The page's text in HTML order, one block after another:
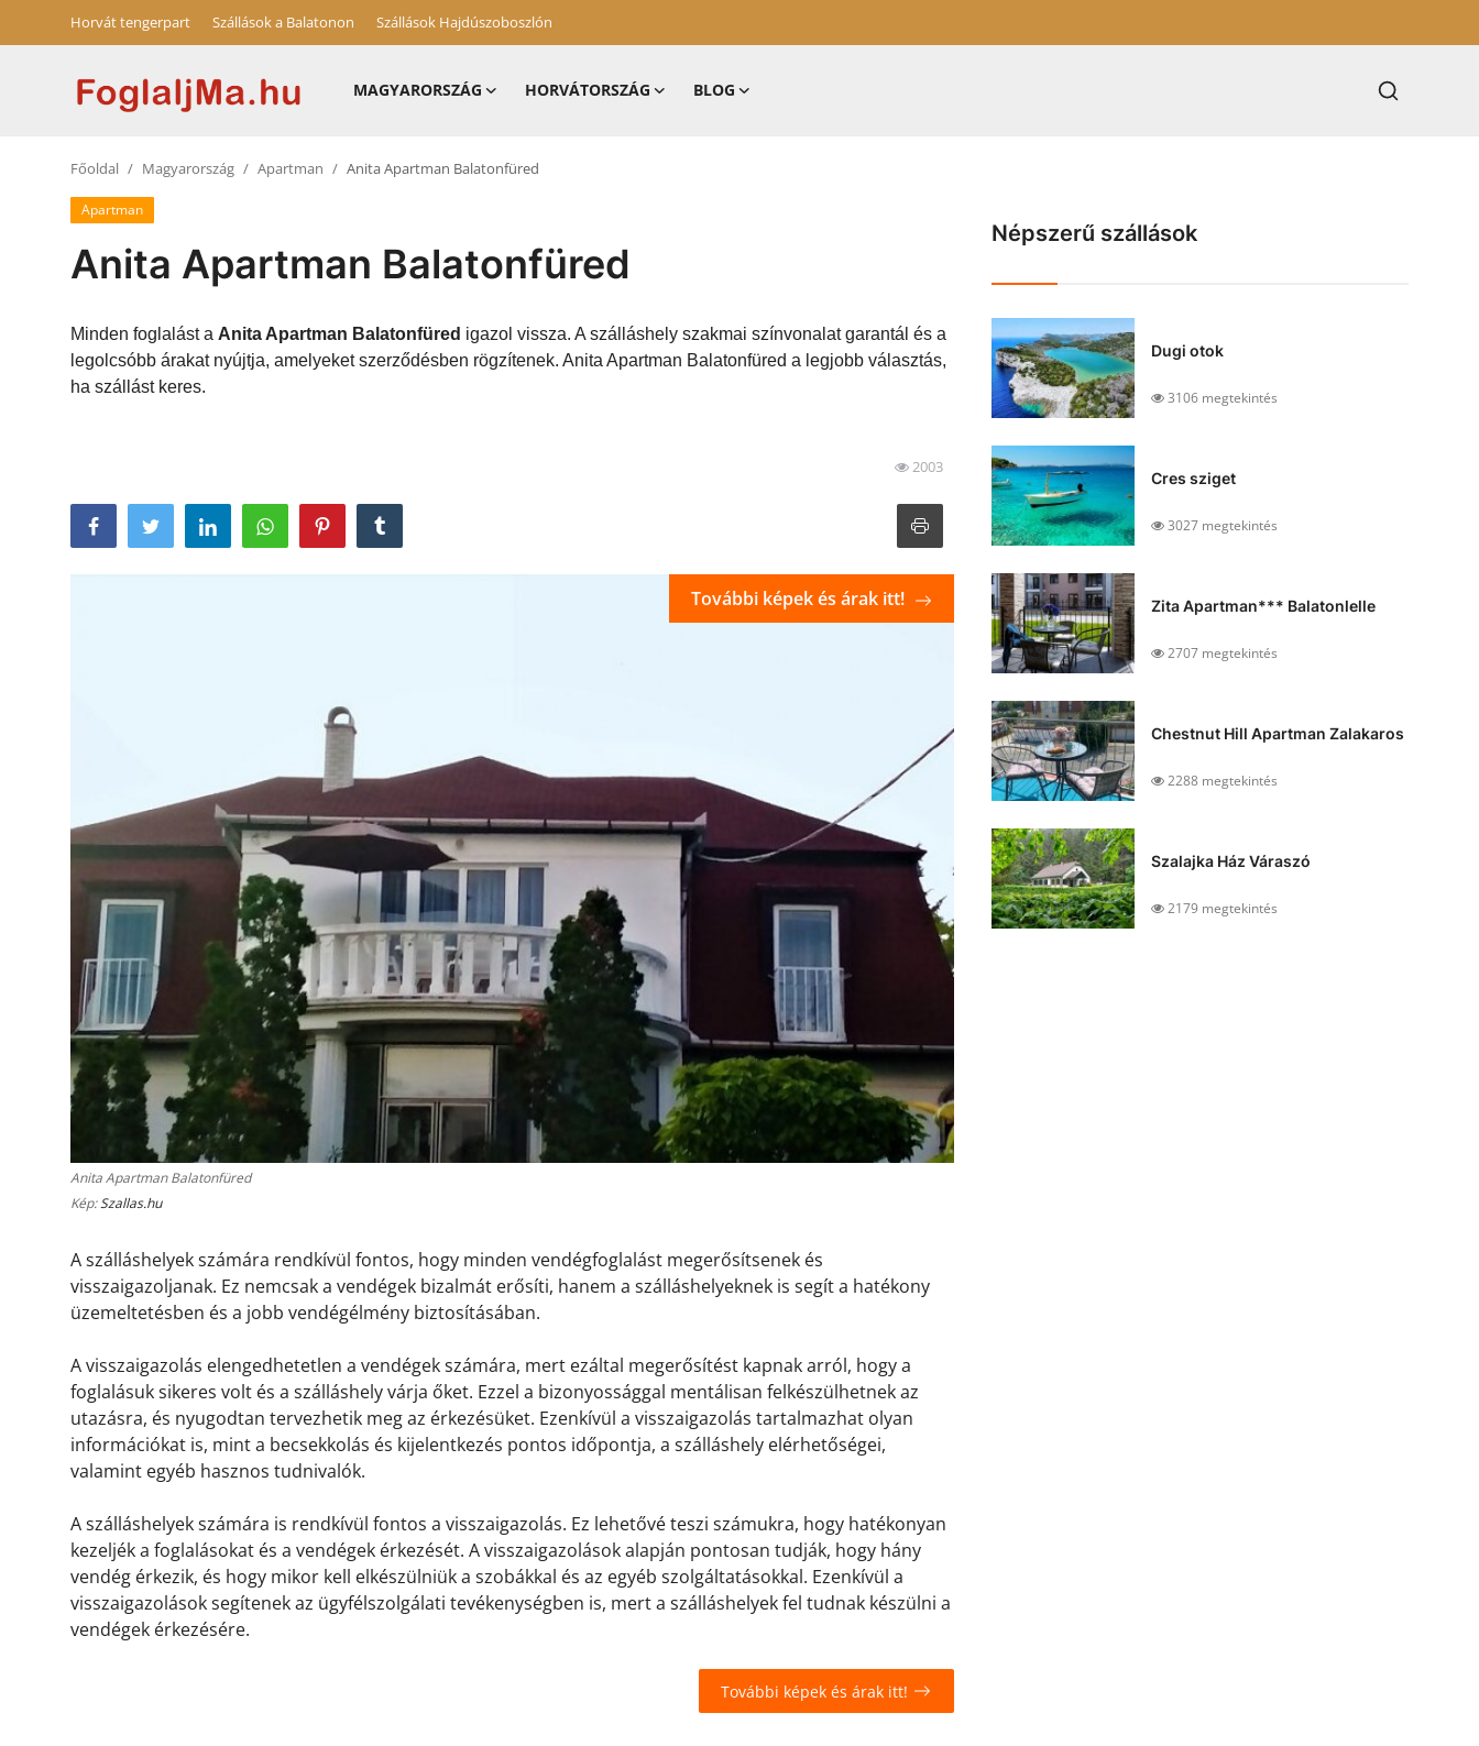
Horvát tengerpart Szállások a Balatonon Szállások Hajdúszoboszlón
MAGYARORSZÁG HORVÁTORSZÁG BLOG
Horvátország
Szállások Hajdúszoboszlón
Főoldal Magyarország Apartman Anita Apartman Balatonfüred
Apartman
Anita Apartman Balatonfüred
Minden foglalást a Anita Apartman Balatonfüred igazol vissza. A szálláshely szakmai színvonalat garantál és a
legolcsóbb árakat nyújtja, amelyeket szerződésben rögzítenek. Anita Apartman Balatonfüred a legjobb választás,
ha szállást keres.
2003
Anita Apartman Balatonfüred
Kép:Szallas.hu
További képek és árak itt!
A szálláshelyek számára rendkívül fontos, hogy minden vendégfoglalást megerősítsenek és
visszaigazoljanak. Ez nemcsak a vendégek bizalmát erősíti, hanem a szálláshelyeknek is segít a hatékony
üzemeltetésben és a jobb vendégélmény biztosításában.
A visszaigazolás elengedhetetlen a vendégek számára, mert ezáltal megerősítést kapnak arról, hogy a
foglalásuk sikeres volt és a szálláshely várja őket. Ezzel a bizonyossággal mentálisan felkészülhetnek az
utazásra, és nyugodtan tervezhetik meg az érkezésüket. Ezenkívül a visszaigazolás tartalmazhat olyan
információkat is, mint a becsekkolás és kijelentkezés pontos időpontja, a szálláshely elérhetőségei,
valamint egyéb hasznos tudnivalók.
A szálláshelyek számára is rendkívül fontos a visszaigazolás. Ez lehetővé teszi számukra, hogy hatékonyan
kezeljék a foglalásokat és a vendégek érkezését. A visszaigazolások alapján pontosan tudják, hogy hány
vendég érkezik, és hogy mikor kell elkészülniük a szobákkal és az egyéb szolgáltatásokkal. Ezenkívül a
visszaigazolások segítenek az ügyfélszolgálati tevékenységben is, mert a szálláshelyek fel tudnak készülni a
vendégek érkezésére.
További képek és árak itt!
Népszerű szállások
Dugi otok
3106 megtekintés
Cres sziget
3027 megtekintés
Zita Apartman*** Balatonlelle
2707 megtekintés
Chestnut Hill Apartman Zalakaros
2288 megtekintés
Szalajka Ház Váraszó
2179 megtekintés